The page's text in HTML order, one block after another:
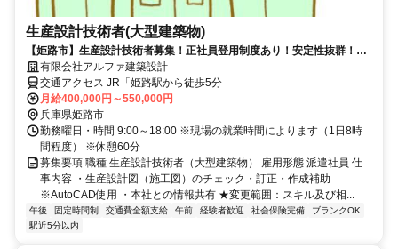
生産設計技術者(大型建築物)
【姫路市】生産設計技術者募集！正社員登用制度あり！安定性抜群！◆
勤務開始は2026年10月！
有限会社アルファ建築設計
交通アクセス JR「姫路駅から徒歩5分
月給400,000円～550,000円
兵庫県姫路市
勤務曜日・時間 9:00～18:00 ※現場の就業時間によります（1日8時
間程度） ※休憩60分
募集要項 職種 生産設計技術者（大型建築物） 雇用形態 派遣社員 仕
事内容 ・生産設計図（施工図）のチェック・訂正・作成補助
※AutoCAD使用 ・本社との情報共有 ★変更範囲：スキル及び相...
午後 固定時間制 交通費全額支給 午前 経験者歓迎 社会保険完備
ブランクOK
駅近5分以内